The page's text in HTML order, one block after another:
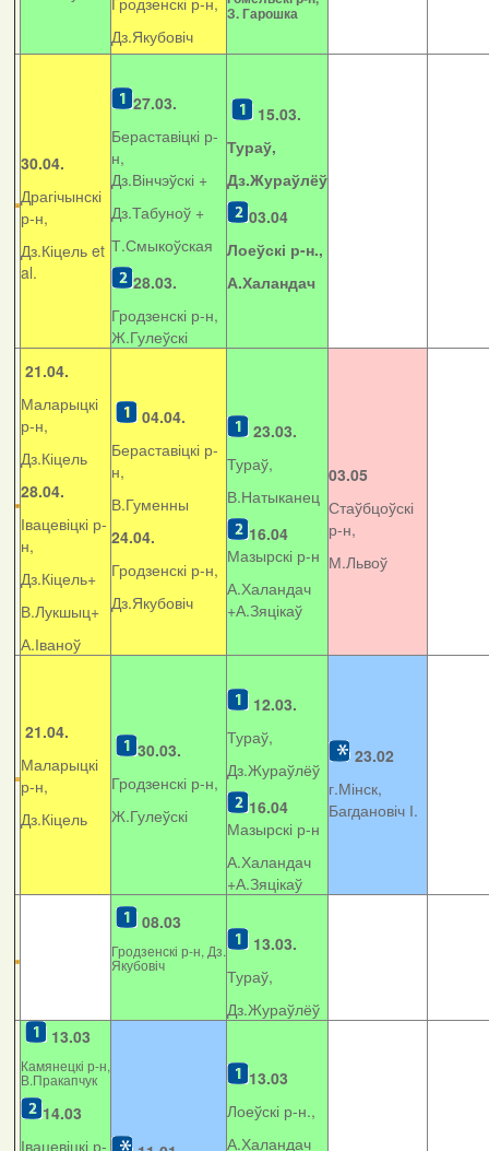
Дз.Якубовіч
З. Гарошка
30.04.
Драгічынскі
р-н,
Дз.Кіцель et
al.
27.03.
Бераставіцкі р-
н,
Дз.Вінчэўскі +
Дз.Табуноў +
Т.Смыкоўская
28.03.
Гродзенскі р-н,
Ж.Гулеўскі
15.03.
Тураў,
Дз.Жураўлёў
03.04
Лоеўскі р-н.,
А.Халандач
21.04.
Маларыцкі
р-н,
Дз.Кіцель
28.04.
Івацевіцкі р-
н,
Дз.Кіцель+
В.Лукшыц+
А.Іваноў
04.04.
Бераставіцкі р-
н,
В.Гуменны
24.04.
Гродзенскі р-н,
Дз.Якубовіч
23.03.
Тураў,
В.Натыканец
16.04
Мазырскі р-н
А.Халандач
+А.Зяцікаў
03.05
Стаўбцоўскі
р-н,
М.Львоў
21.04.
Маларыцкі
р-н,
Дз.Кіцель
30.03.
Гродзенскі р-н,
Ж.Гулеўскі
12.03.
Тураў,
Дз.Жураўлёў
16.04
Мазырскі р-н
А.Халандач
+А.Зяцікаў
23.02
г.Мінск,
Багдановіч І.
08.03
Гродзенскі р-н, Дз.
Якубовіч
13.03.
Тураў,
Дз.Жураўлёў
13.03
Камянецкі р-н,
В.Пракапчук
14.03
Івацевіцкі р-
13.03
Лоеўскі р-н.,
А.Халандач